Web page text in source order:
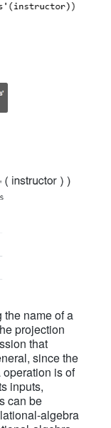
the name of a
projection
that
since the
is of
inputs,
can be
algebra